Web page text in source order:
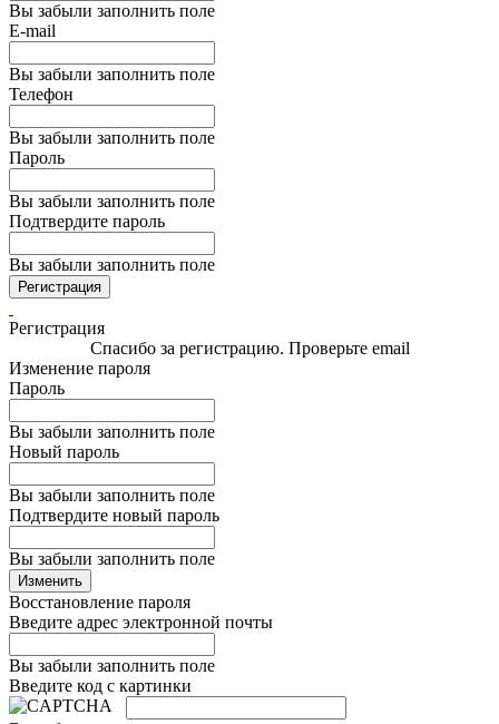
Вы забыли заполнить поле
E-mail
Вы забыли заполнить поле
Телефон
Вы забыли заполнить поле
Пароль
Вы забыли заполнить поле
Подтвердите пароль
Вы забыли заполнить поле
Регистрация
Регистрация
Спасибо за регистрацию. Проверьте email
Изменение пароля
Пароль
Вы забыли заполнить поле
Новый пароль
Вы забыли заполнить поле
Подтвердите новый пароль
Вы забыли заполнить поле
Изменить
Восстановление пароля
Введите адрес электронной почты
Вы забыли заполнить поле
Введите код с картинки